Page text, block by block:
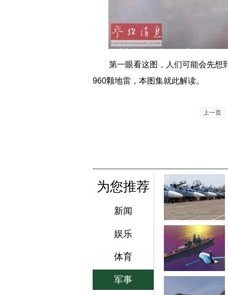
第一眼看这图，人们可能会先想到
960颗地雷，本图集就此解读。
上一页
为您推荐
新闻
娱乐
体育
军事